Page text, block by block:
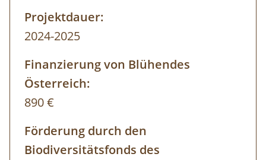
Projektdauer:
2024-2025
Finanzierung von Blühendes
Österreich:
890 €
Förderung durch den
Biodiversitätsfonds des